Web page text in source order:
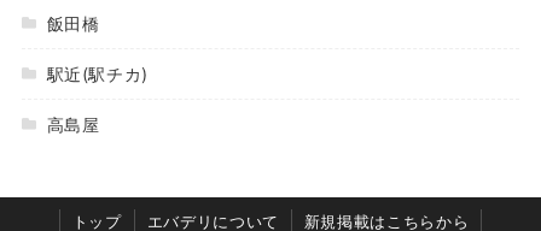
飯田橋
駅近(駅チカ)
高島屋
トップ エバデリについて 新規掲載はこちらから